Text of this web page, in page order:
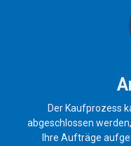
Der Kaufprozess
abgeschlossen
Ihre Aufträge